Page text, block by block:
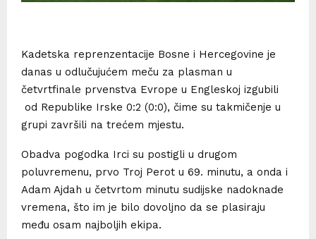
Kadetska reprenzentacije Bosne i Hercegovine je
danas u odlučujućem meču za plasman u
četvrtfinale prvenstva Evrope u Engleskoj izgubili
od Republike Irske 0:2 (0:0), čime su takmičenje u
grupi završili na trećem mjestu.
Obadva pogodka Irci su postigli u drugom
poluvremenu, prvo Troj Perot u 69. minutu, a onda i
Adam Ajdah u četvrtom minutu sudijske nadoknade
vremena, što im je bilo dovoljno da se plasiraju
među osam najboljih ekipa.